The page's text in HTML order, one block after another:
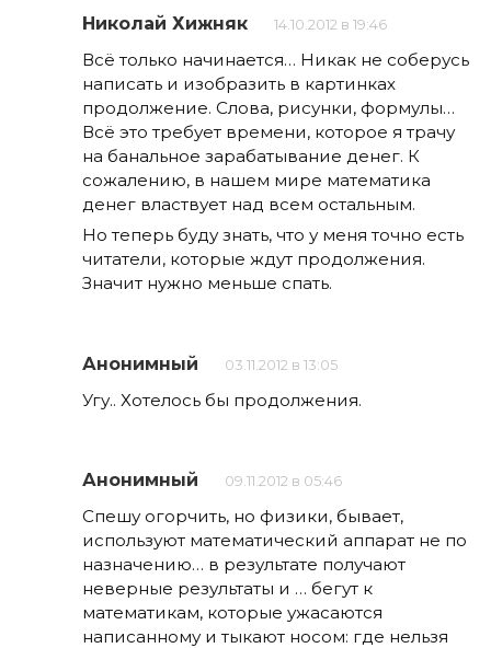
Николай Хижняк 14.10.2012 в 19:46
Всё только начинается… Никак не соберусь
написать и изобразить в картинках
продолжение. Слова, рисунки, формулы…
Всё это требует времени, которое я трачу
на банальное зарабатывание денег. К
сожалению, в нашем мире математика
денег властвует над всем остальным.
Но теперь буду знать, что у меня точно есть
читатели, которые ждут продолжения.
Значит нужно меньше спать.
Анонимный 03.11.2012 в 13:05
Угу.. Хотелось бы продолжения.
Анонимный 09.11.2012 в 05:46
Спешу огорчить, но физики, бывает,
используют математический аппарат не по
назначению… в результате получают
неверные результаты и … бегут к
математикам, которые ужасаются
написанному и тыкают носом: где нельзя